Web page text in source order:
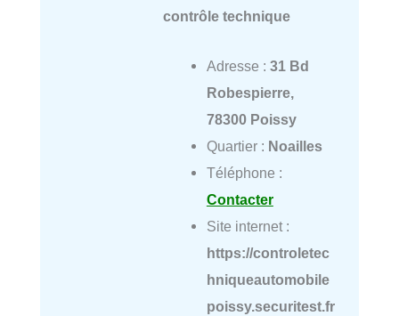
contrôle technique
Adresse : 31 Bd
Robespierre,
78300 Poissy
Quartier : Noailles
Téléphone :
Contacter
Site internet :
https://controletec
hniqueautomobile
poissy.securitest.fr